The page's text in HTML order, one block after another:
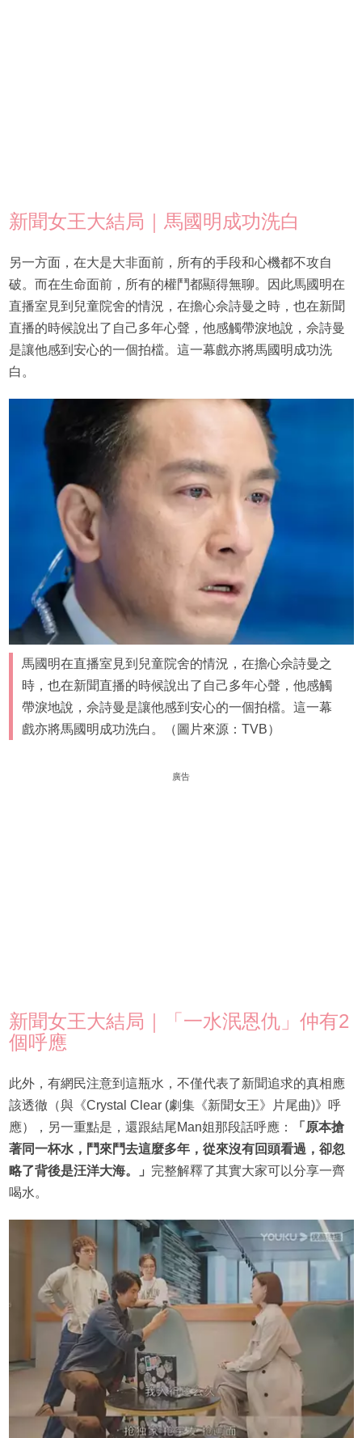
新聞女王大結局｜馬國明成功洗白
另一方面，在大是大非面前，所有的手段和心機都不攻自
破。而在生命面前，所有的權鬥都顯得無聊。因此馬國明在
直播室見到兒童院舍的情況，在擔心佘詩曼之時，也在新聞
直播的時候說出了自己多年心聲，他感觸帶淚地說，佘詩曼
是讓他感到安心的一個拍檔。這一幕戲亦將馬國明成功洗
白。
馬國明在直播室見到兒童院舍的情況，在擔心佘詩曼之
時，也在新聞直播的時候說出了自己多年心聲，他感觸
帶淚地說，佘詩曼是讓他感到安心的一個拍檔。這一幕
戲亦將馬國明成功洗白。（圖片來源：TVB）
廣告
新聞女王大結局｜「一水泯恩仇」仲有2
個呼應
此外，有網民注意到這瓶水，不僅代表了新聞追求的真相應
該透徹（與《Crystal Clear (劇集《新聞女王》片尾曲)》呼
應），另一重點是，還跟結尾Man姐那段話呼應：
「原本搶
著同一杯水，鬥來鬥去這麼多年，從來沒有回頭看過，卻忽
略了背後是汪洋大海。」 完整解釋了其實大家可以分享一齊
喝水。